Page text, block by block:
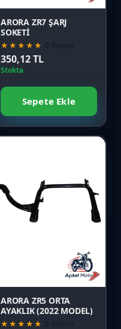
ARORA ZR7 ŞARJ
SOKETİ
★★★★★
350,12 TL
Stokta
Sepete Ekle
Favori
ARORA ZR5 ORTA
AYAKLIK (2022 MODEL)
★★★★★